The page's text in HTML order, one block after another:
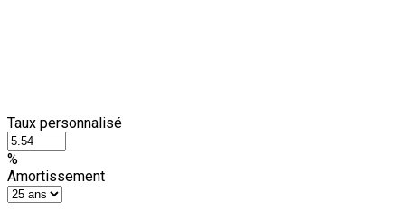
Taux personnalisé
%
Amortissement